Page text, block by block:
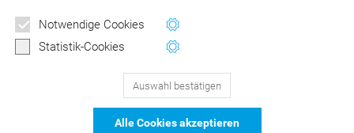
Notwendige Cookies
Statistik-Cookies
Auswahl bestätigen
Alle Cookies akzeptieren
129Bewertungen auf ProvenExpert.com